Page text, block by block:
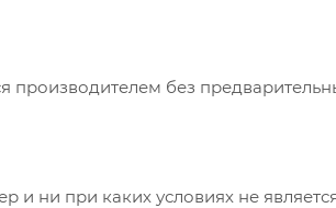
производителем без
и ни при каких условиях не